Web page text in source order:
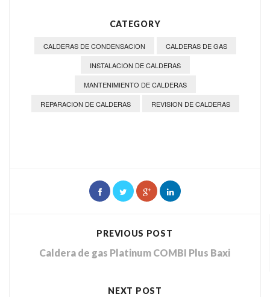
CATEGORY
CALDERAS DE CONDENSACION
CALDERAS DE GAS
INSTALACION DE CALDERAS
MANTENIMIENTO DE CALDERAS
REPARACION DE CALDERAS
REVISION DE CALDERAS
PREVIOUS POST
Caldera de gas Platinum COMBI Plus Baxi
NEXT POST